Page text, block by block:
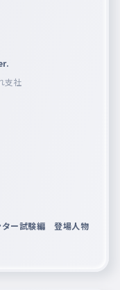
支社
ー試験編 登場人物